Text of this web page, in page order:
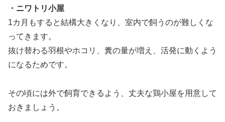
・ニワトリ小屋
1カ月もすると結構大きくなり、室内で飼うのが難しくな
ってきます。
抜け替わる羽根やホコリ、糞の量が増え、活発に動くよう
になるためです。
その頃には外で飼育できるよう、丈夫な鶏小屋を用意して
おきましょう。